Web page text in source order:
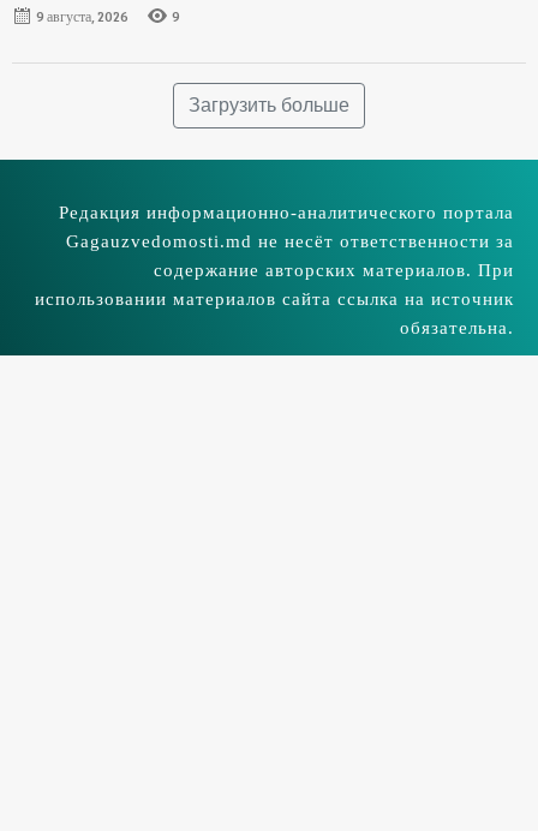
9 августа, 2026 9
Загрузить больше
Редакция информационно-аналитического портала
Gagauzvedomosti.md не несёт ответственности за
содержание авторских материалов. При
использовании материалов сайта ссылка на источник
обязательна.